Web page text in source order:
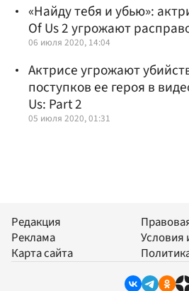
«Найду тебя и убью»:
Of Us 2 угрожают
06 июля 2020, 14:04
Актрисе угрожают
поступков ее героя в
Us: Part 2
05 июля 2020, 01:31
Редакция
Реклама
Карта сайта
Условия